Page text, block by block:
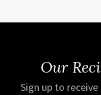
Our
Sign up to